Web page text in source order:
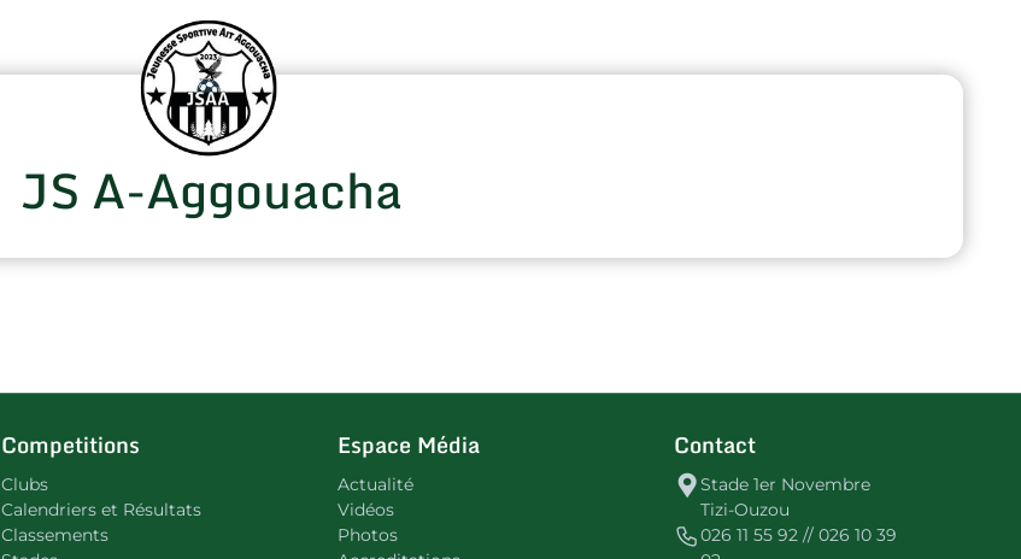
JS A-Aggouacha
Competitions
Clubs
Calendriers et Résultats
Classements
Espace Média
Actualité
Vidéos
Photos
Contact
Stade 1er Novembre
Tizi-Ouzou
026 11 55 92 // 026 10 39